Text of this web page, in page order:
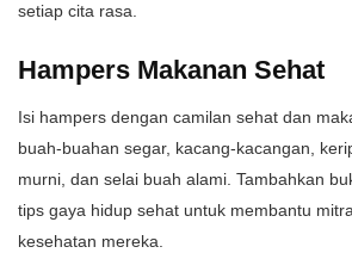
setiap cita rasa.
Hampers Makanan Sehat
Isi hampers dengan camilan sehat dan
buah-buahan segar, kacang-kacangan,
murni, dan selai buah alami. Tambahkan
tips gaya hidup sehat untuk membantu
kesehatan mereka.